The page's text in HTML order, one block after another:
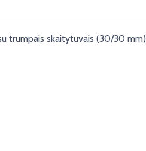
trumpais skaitytuvais (30/30 mm)